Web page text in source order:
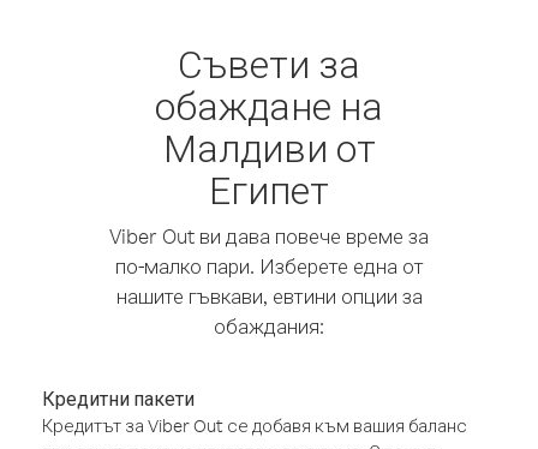
Съвети за
обаждане на
Малдиви от
Египет
Viber Out ви дава повече време за
по-малко пари. Изберете една от
нашите гъвкави, евтини опции за
обаждания:
Кредитни пакети
Кредитът за Viber Out се добавя към вашия баланс